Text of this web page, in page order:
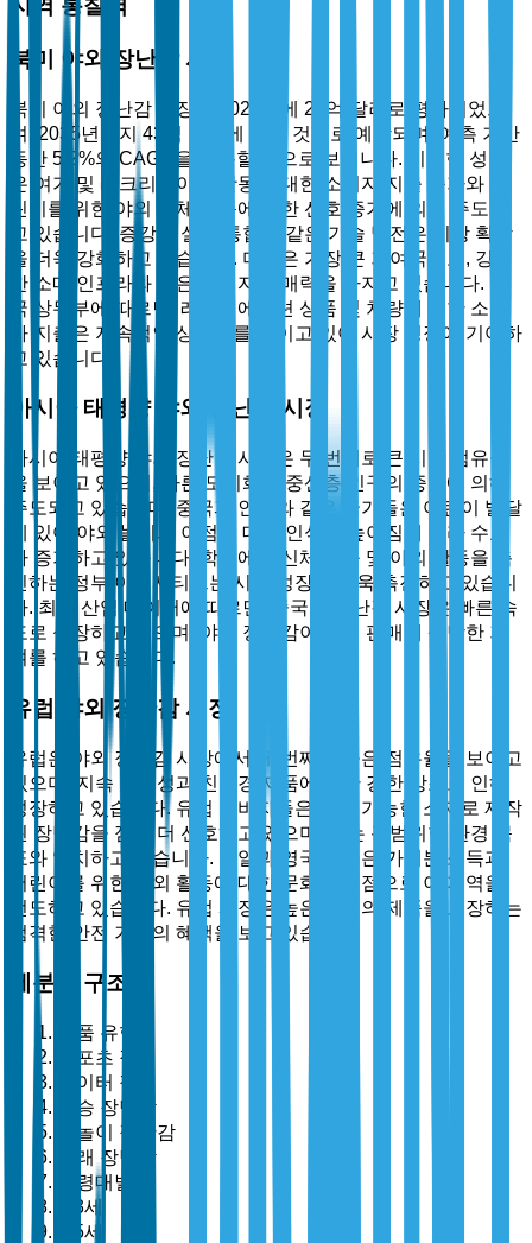
지역 통찰력
북미 야외 장난감 시장
북미 야외 장난감 시장은 2025년에 25억 달러로 평가되었으
며, 2035년까지 43억 달러에 이를 것으로 예상되며, 예측 기간
동안 5.2%의 CAGR을 기록할 것으로 보입니다. 이러한 성장
은 여가 및 레크리에이션 활동에 대한 소비자 지출 증가와 어
린이를 위한 야외 신체 활동에 대한 선호 증가에 의해 주도되
고 있습니다. 증강 현실의 통합과 같은 기술 발전은 시장 확장
을 더욱 강화하고 있습니다. 미국은 가장 큰 기여국으로, 강력
한 소매 인프라와 높은 소비자 구매력을 가지고 있습니다. 미
국 상무부에 따르면, 레크리에이션 상품 및 차량에 대한 소비
자 지출은 지속적인 상승세를 보이고 있어 시장 성장에 기여하
고 있습니다.
아시아 태평양 야외 장난감 시장
아시아 태평양 야외 장난감 시장은 두 번째로 큰 시장 점유율
을 보이고 있으며, 빠른 도시화와 중산층 인구의 증가에 의해
주도되고 있습니다. 중국과 인도와 같은 국가들은 어린이 발달
에 있어 야외 놀이의 이점에 대한 인식이 높아짐에 따라 수요
가 증가하고 있습니다. 학교에서 신체 교육 및 야외 활동을 촉
진하는 정부 이니셔티브는 시장 성장을 더욱 촉진하고 있습니
다. 최근 산업 데이터에 따르면, 중국의 장난감 시장은 빠른 속
도로 성장하고 있으며, 야외 장난감이 전체 판매에 상당한 기
여를 하고 있습니다.
유럽 야외 장난감 시장
유럽은 야외 장난감 시장에서 세 번째로 높은 점유율을 보이고
있으며, 지속 가능성과 친환경 제품에 대한 강한 강조로 인해
성장하고 있습니다. 유럽 소비자들은 지속 가능한 소재로 제작
된 장난감을 점점 더 선호하고 있으며, 이는 광범위한 환경 목
표와 일치하고 있습니다. 독일과 영국은 높은 가처분 소득과
어린이를 위한 야외 활동에 대한 문화적 초점으로 이 지역을
선도하고 있습니다. 유럽 시장은 높은 품질의 제품을 보장하는
엄격한 안전 기준의 혜택을 보고 있습니다.
세분화 구조
제품 유형별
스포츠 장비
놀이터 장비
탑승 장난감
물놀이 장난감
모래 장난감
연령대별
0-3세
3-5세